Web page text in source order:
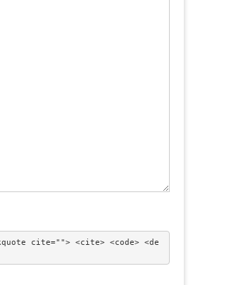
cite=""> <cite> <code> <de